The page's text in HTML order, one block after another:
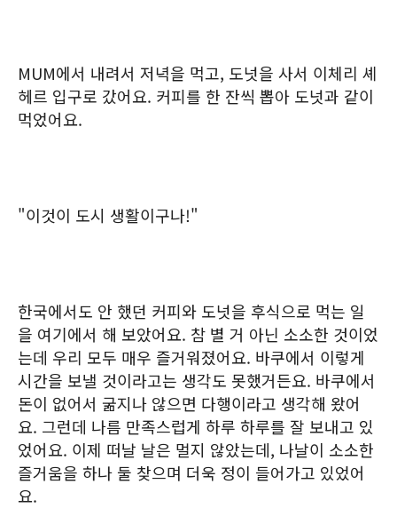
MUM에서 내려서 저녁을 먹고, 도넛을 사서 이체리 셰
헤르 입구로 갔어요. 커피를 한 잔씩 뽑아 도넛과 같이
먹었어요.
"이것이 도시 생활이구나!"
한국에서도 안 했던 커피와 도넛을 후식으로 먹는 일
을 여기에서 해 보았어요. 참 별 거 아닌 소소한 것이었
는데 우리 모두 매우 즐거워졌어요. 바쿠에서 이렇게
시간을 보낼 것이라고는 생각도 못했거든요. 바쿠에서
돈이 없어서 굶지나 않으면 다행이라고 생각해 왔어
요. 그런데 나름 만족스럽게 하루 하루를 잘 보내고 있
었어요. 이제 떠날 날은 멀지 않았는데, 나날이 소소한
즐거움을 하나 둘 찾으며 더욱 정이 들어가고 있었어
요.